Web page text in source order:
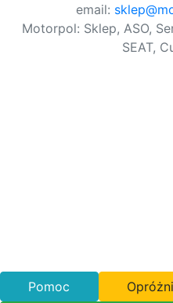
email:
Motorpol: Sklep, ASO,
SEAT,
Pomoc